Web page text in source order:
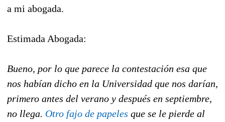
a mi abogada.
Estimada Abogada:
Bueno, por lo que parece la contestación esa que
nos habían dicho en la Universidad que nos darían,
primero antes del verano y después en septiembre,
no llega. Otro fajo de papeles que se le pierde al